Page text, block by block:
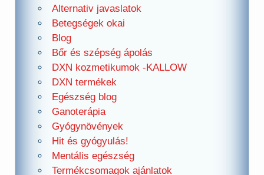
Alternativ javaslatok
Betegségek okai
Blog
Bőr és szépség ápolás
DXN kozmetikumok -KALLOW
DXN termékek
Egészség blog
Ganoterápia
Gyógynövények
Hit és gyógyulás!
Mentális egészség
Termékcsomagok ajánlatok